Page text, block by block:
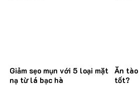
Giảm sẹo mụn với 5 loại mặt
nạ từ lá bạc hà
Ăn
tốt?